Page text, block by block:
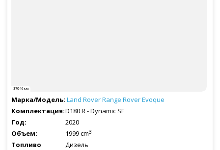
37046 км
Land RoverRange Rover Evoque
D180 R - Dynamic SE
2020
1999 cm3
Дизель